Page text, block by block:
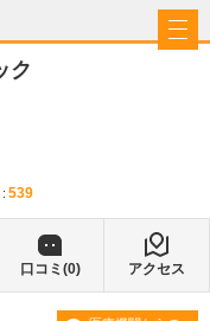
ク
539
口コミ(0) アクセス